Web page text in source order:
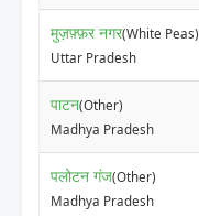
मुज़फ़्फ़र नगर(White Peas)
Uttar Pradesh
पाटन(Other)
Madhya Pradesh
पलोटन गंज(Other)
Madhya Pradesh